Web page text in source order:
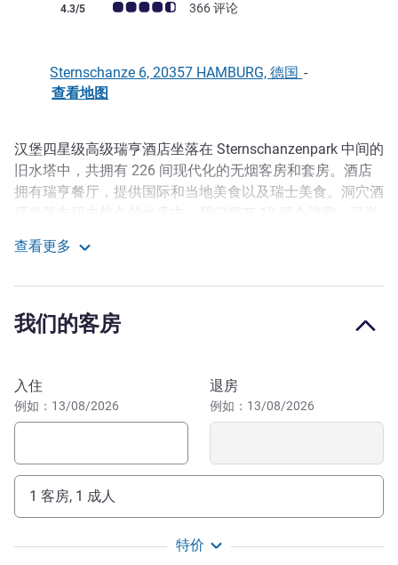
客户意见评级 (ALL 评级)
4.3/5 366 评论
Sternschanze 6, 20357 HAMBURG, 德国 -
查看地图
描述
汉堡四星级高级瑞亨酒店坐落在 Sternschanzenpark 中间的
旧水塔中，共拥有 226 间现代化的无烟客房和套房。酒店
拥有瑞亨餐厅，提供国际和当地美食以及瑞士美食。洞穴酒
一间健身室和带有 2 间桑拿房的放松桑拿区。
酒店拥有 13 间会议室，可提供理想的工作环境。酒店的地
理位置也很优越，商务旅客可轻松前往汉堡会展中心和会议
中心。欢迎携家人下榻我们酒店，全面探索这座城市。步行
站。从酒店不到 10 分钟即可抵达市中心的多个旅游景点，
如圣米迦勒教堂（"der Michel"）、码头栈桥和
Mönckebergstrae。
Sternschanze 是闻名遐迩的娱乐和夜生活区。酒店距离游
乐场和会议中心以及 Sternschanze 车站只有几分钟步程。
远处响起簌簌声，外面下起了小雨。酒店位于水塔中，我
查看更多
我们的客房
预订此酒店
入住
例如：13/08/2026
退房
例如：13/08/2026
1 客房, 1 成人
特价